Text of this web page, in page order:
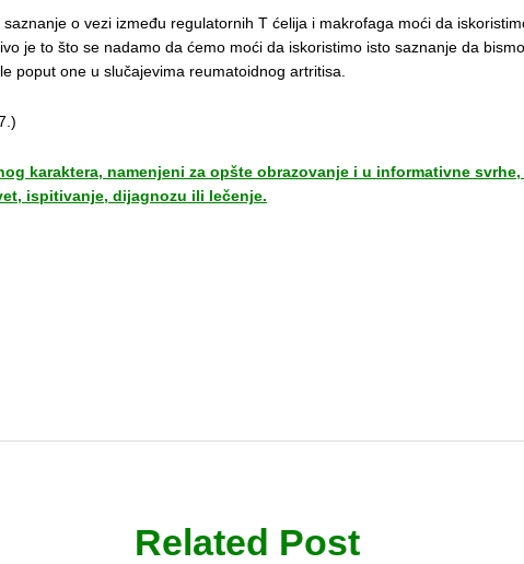
o vezi između regulatornih T ćelija i makrofaga moći da
je to što se nadamo da ćemo moći da iskoristimo isto saznanje da
poput one u slučajevima reumatoidnog artritisa.
karaktera, namenjeni za opšte obrazovanje i u informativne svrhe,
ispitivanje, dijagnozu ili lečenje.
Related Post